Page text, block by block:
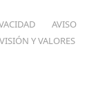
AVISO
Y VALORES